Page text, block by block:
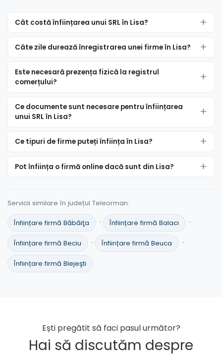
Cât costă înființarea unui SRL în Lisa?
Câte zile durează înregistrarea unei firme în Lisa?
Este necesară prezența fizică la registrul
comerțului?
Ce documente sunt necesare pentru înființarea
unui SRL în Lisa?
Ce tipuri de firme puteți înființa în Lisa?
Pot înființa o firmă online dacă sunt din Lisa?
Servicii similare în județul Teleorman:
Înființare firmă Băbăiţa · Înființare firmă Balaci ·
Înființare firmă Beciu · Înființare firmă Beuca ·
Înființare firmă Blejeşti
Ești pregătit să faci pasul următor?
Hai să discutăm despre